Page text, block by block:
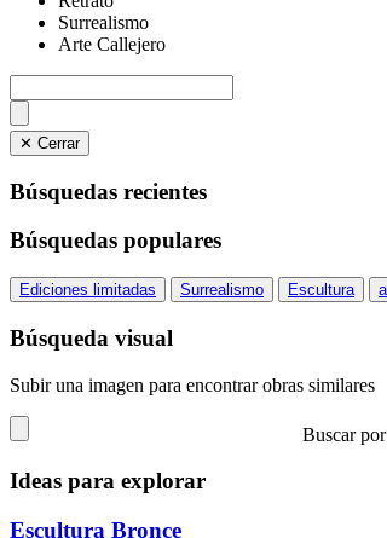
Surrealismo
Arte Callejero
✕ Cerrar
Búsquedas recientes
Búsquedas populares
Ediciones limitadas Surrealismo Escultura
Búsqueda visual
Subir una imagen para encontrar obras similares
Buscar
Ideas para explorar
Escultura Bronce